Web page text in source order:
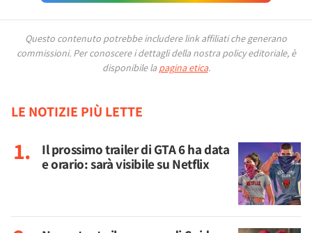
Questo contenuto potrebbe includere link affiliati che generano
commissioni. Per conoscere i dettagli della nostra policy editoriale, è
disponibile la pagina etica.
LE NOTIZIE PIÙ LETTE
Il prossimo trailer di GTA 6 ha data
e orario: sarà visibile su Netflix